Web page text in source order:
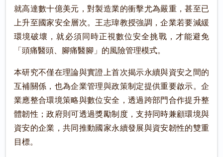
就高達數十億美元，對製造業的衝擊尤為嚴重，甚至已
上升至國家安全層次。王志瑋教授強調，企業若要減緩
環境破壞，就必須同時正視數位安全挑戰，才能避免
「頭痛醫頭、腳痛醫腳」的風險管理模式。
本研究不僅在理論與實證上首次揭示永續與資安之間的
互補關係，也為企業管理與政策制定提供重要啟示。企
業應整合環境策略與數位安全，透過跨部門合作提升整
體韌性；政府則可透過獎勵制度，支持同時兼顧環境與
資安的企業，共同推動國家永續發展與資安韌性的雙重
目標。